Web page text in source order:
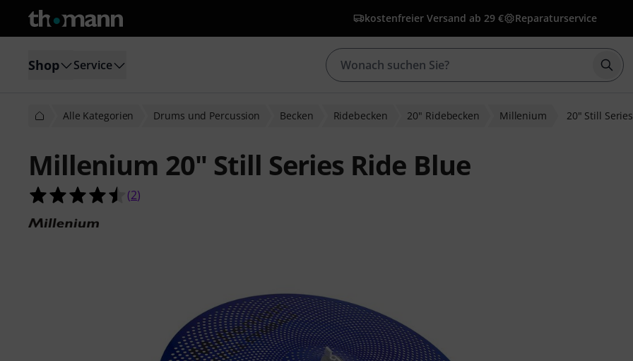
kostenfreier Versand ab 29 € Reparaturservice
Shop Service
Alle Kategorien Drums und Percussion Becken Ridebecken 20" Ridebecken Millenium 20" Still
Millenium 20" Still Series Ride Blue
4.5 von 5 Sternen aus 2 Kundenbewertungen
(2)